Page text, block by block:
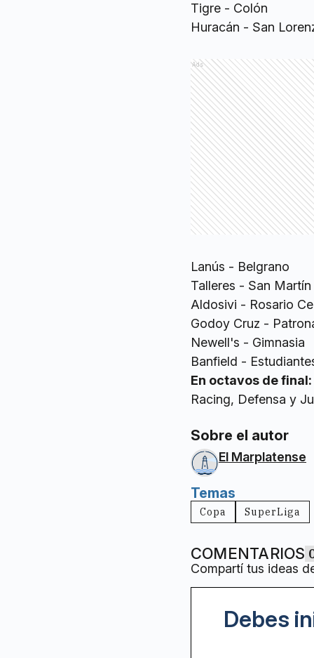
Tigre - Colón
Huracán - San
Ads
Lanús - Belgrano
Talleres - San
Aldosivi - Rosario
Godoy Cruz -
Newell's - Gimnasia
Banfield -
En octavos de final:
Racing, Defensa y
Sobre el autor
El Marplatense
Temas
Copa SuperLiga
COMENTARIOS
Compartí tus ideas
Debes